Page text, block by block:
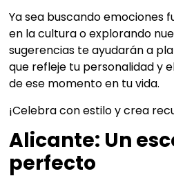
Ya sea buscando emociones
en la cultura o explorando
sugerencias te ayudarán a
que refleje tu personalidad y
de ese momento en tu vida.
¡Celebra con estilo y crea
Alicante: Un
perfecto